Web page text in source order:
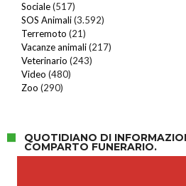
Sociale(517)
SOS Animali(3.592)
Terremoto (21)
Vacanze animali(217)
Veterinario (243)
Video (480)
Zoo (290)
QUOTIDIANO DI
COMPARTO FUNERARIO.